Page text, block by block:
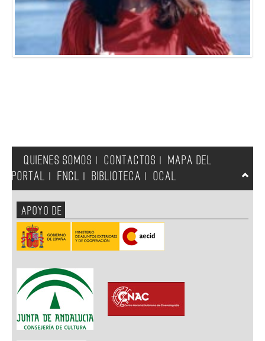
QUIENES SOMOS CONTACTOS
MAPA DEL
PORTAL
FNCL BIBLIOTECA OCAL
APOYO DE